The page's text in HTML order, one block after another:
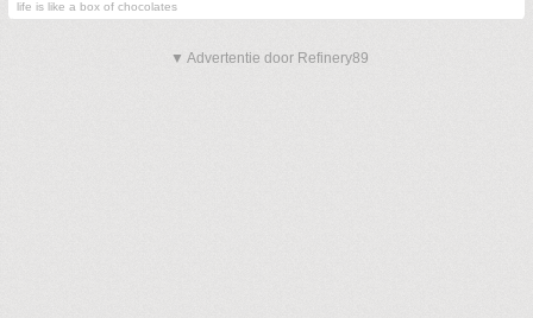
life is like a box of chocolates
▼ Advertentie door Refinery89